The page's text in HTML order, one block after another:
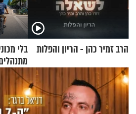
הרב זמיר כהן - הריון והפלות
בלי
לנהוג כבר